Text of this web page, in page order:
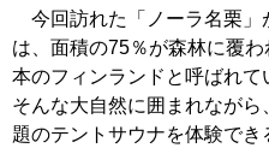
今回訪れた「ノーラ名栗」
は、面積の75％が森林に覆わ
本のフィンランドと呼ばれて
そんな大自然に囲まれなが
題のテントサウナを体験でき